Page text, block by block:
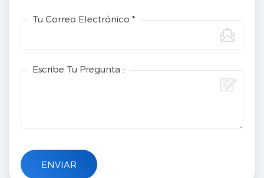
Tu Correo Electrónico *
Escribe Tu Pregunta :